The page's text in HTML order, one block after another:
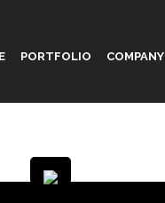
PORTFOLIO COMPANY